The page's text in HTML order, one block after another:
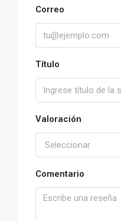
Correo
Título
Valoración
Seleccionar
Comentario